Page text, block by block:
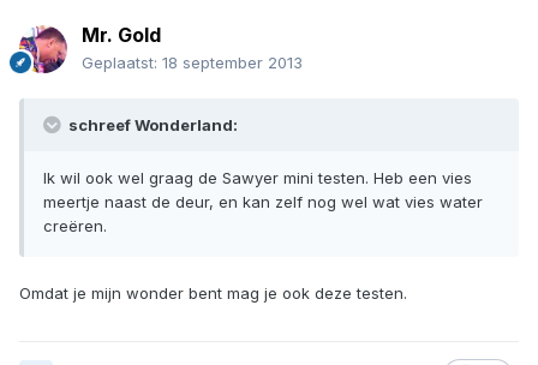
Mr. Gold
Geplaatst: 18 september 2013
schreef Wonderland:
Ik wil ook wel graag de Sawyer mini testen. Heb een vies
meertje naast de deur, en kan zelf nog wel wat vies water
creëren.
Omdat je mijn wonder bent mag je ook deze testen.